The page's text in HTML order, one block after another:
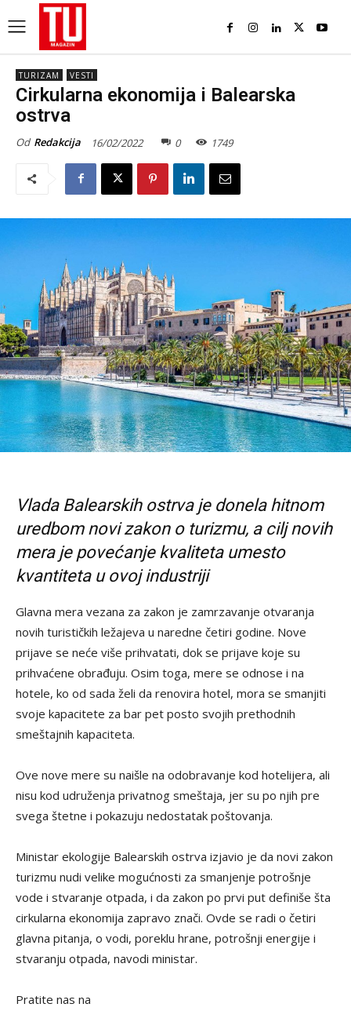
TURIZAM VESTI
Cirkularna ekonomija i Balearska
ostrva
Od Redakcija 16/02/2022 0 1749
Vlada Balearskih ostrva je donela hitnom
uredbom novi zakon o turizmu, a cilj novih
mera je povećanje kvaliteta umesto
kvantiteta u ovoj industriji
Glavna mera vezana za zakon je zamrzavanje otvaranja
novih turističkih ležajeva u naredne četiri godine. Nove
prijave se neće više prihvatati, dok se prijave koje su
prihvaćene obrađuju. Osim toga, mere se odnose i na
hotele, ko od sada želi da renovira hotel, mora se smanjiti
svoje kapacitete za bar pet posto svojih prethodnih
smeštajnih kapaciteta.
Ove nove mere su naišle na odobravanje kod hotelijera, ali
nisu kod udruženja privatnog smeštaja, jer su po njih pre
svega štetne i pokazuju nedostatak poštovanja.
Ministar ekologije Balearskih ostrva izjavio je da novi zakon
turizmu nudi velike mogućnosti za smanjenje potrošnje
vode i stvaranje otpada, i da zakon po prvi put definiše šta
cirkularna ekonomija zapravo znači. Ovde se radi o četiri
glavna pitanja, o vodi, poreklu hrane, potrošnji energije i
stvaranju otpada, navodi ministar.
Pratite nas na